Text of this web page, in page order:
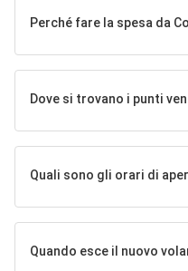
Perché fare la spesa da
Dove si trovano i punti
Quali sono gli orari di
Quando esce il nuovo